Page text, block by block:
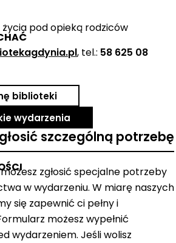
życia pod opieką rodziców
, tel.: 58 625 08
biblioteki
wydarzenia
szczególną potrzebę
zgłosić specjalne potrzeby
w wydarzeniu. W miarę naszych
się zapewnić ci pełny i
możesz wypełnić
wydarzeniem. Jeśli wolisz